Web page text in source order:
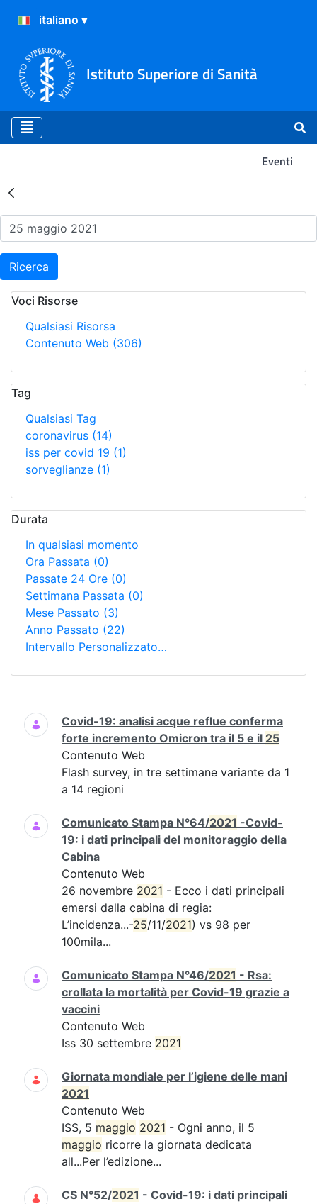
Istituto Superiore di Sanità
Eventi
Risultati della Ricerca -
Ricerca
Voci Risorse
Qualsiasi Risorsa
Contenuto Web (306)
Tag
Qualsiasi Tag
coronavirus (14)
iss per covid 19 (1)
sorveglianze (1)
Durata
In qualsiasi momento
Ora Passata (0)
Passate 24 Ore (0)
Settimana Passata (0)
Mese Passato (3)
Anno Passato (22)
Intervallo Personalizzato…
Ricerca
Covid-19: analisi acque reflue conferma
forte incremento Omicron tra il 5 e il 25
Contenuto Web
Flash survey, in tre settimane variante da 1
a 14 regioni
Comunicato Stampa N°64/2021 -Covid-
19: i dati principali del monitoraggio della
Cabina
Contenuto Web
26 novembre 2021 - Ecco i dati principali
emersi dalla cabina di regia:
L’incidenza...-25/11/2021) vs 98 per
100mila...
Comunicato Stampa N°46/2021 - Rsa:
crollata la mortalità per Covid-19 grazie a
vaccini
Contenuto Web
Iss 30 settembre 2021
Giornata mondiale per l’igiene delle mani
2021
Contenuto Web
ISS, 5 maggio 2021 - Ogni anno, il 5
maggio ricorre la giornata dedicata
all...Per l’edizione...
CS N°52/2021 - Covid-19: i dati principali